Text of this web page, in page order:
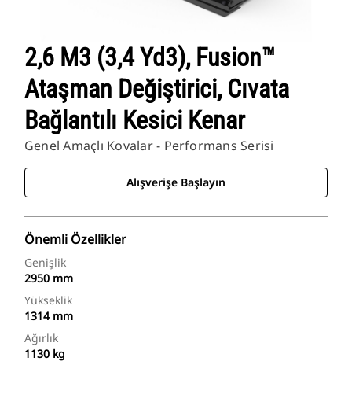
2,6 M3 (3,4 Yd3), Fusion™
Ataşman Değiştirici, Cıvata
Bağlantılı Kesici Kenar
Genel Amaçlı Kovalar - Performans Serisi
Alışverişe Başlayın
Önemli Özellikler
Genişlik
2950 mm
Yükseklik
1314 mm
Ağırlık
1130 kg